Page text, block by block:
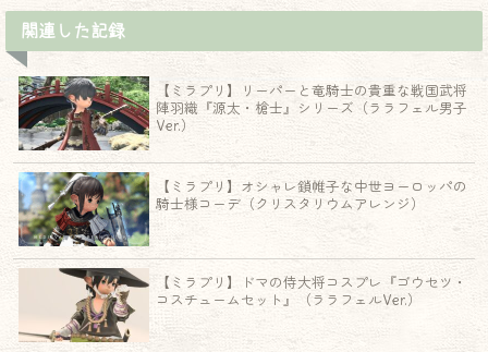
関連した記録
【ミラプリ】リーパーと竜騎士の貴重な戦国武将
陣羽織『源太・槍士』シリーズ（ララフェル男子
Ver.）
【ミラプリ】オシャレ鎖帷子な中世ヨーロッパの
騎士様コーデ（クリスタリウムアレンジ）
【ミラプリ】ドマの侍大将コスプレ『ゴウセツ・
コスチュームセット』（ララフェルVer.）